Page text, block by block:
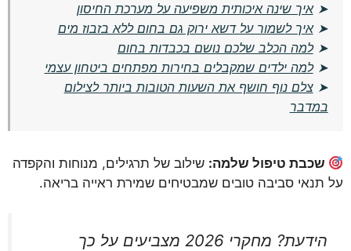
➤איך שינה איכותית משפיעה על מערכת החיסון
➤איך לשמור על דשא ירוק גם בחום ללא בזבוז מים
➤למה הכלב שלכם נושם בכבדות בחום
➤למה ילדים שמקבלים בחירות מפתחים ביטחון עצמי
➤צלם נוף חושף את השעות הטובות ביותר לצילום
במדבר
שכבת טיפול שלמה: שילוב של תרגילים, מנוחות והקפדה
על תנאי סביבה טובים שמבטיחים שמירת ראייה בריאה.
הידעת? מחקרי 2026 מצביעים על כך